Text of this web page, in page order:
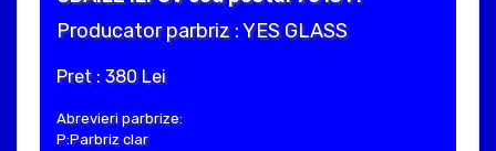
Producator parbriz : YES GLASS
Pret : 380 Lei
Abrevieri parbrize:
P:Parbriz clar